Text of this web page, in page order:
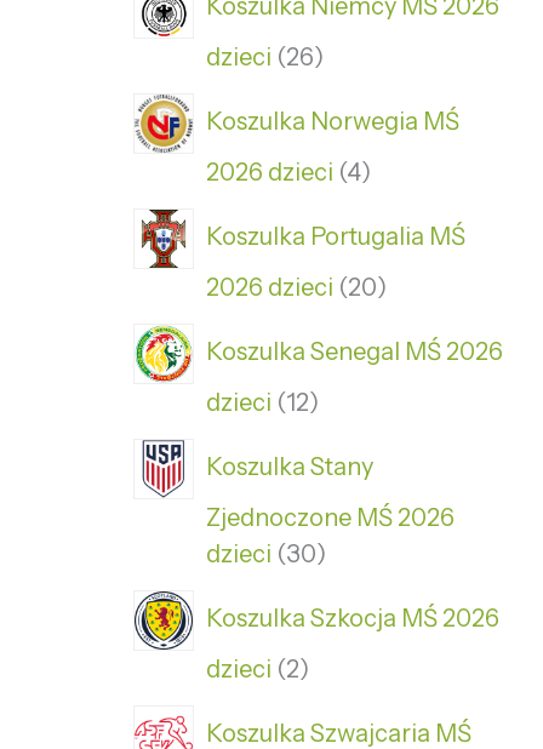
Koszulka Niemcy MŚ 2026
dzieci 26
Koszulka Norwegia MŚ
2026 dzieci 4
Koszulka Portugalia MŚ
2026 dzieci 20
Koszulka Senegal MŚ 2026
dzieci 12
Koszulka Stany
Zjednoczone MŚ 2026
dzieci 30
Koszulka Szkocja MŚ 2026
dzieci 2
Koszulka Szwajcaria MŚ